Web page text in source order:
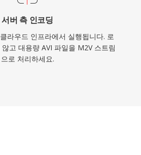
서버 측 인코딩
라우드 인프라에서 실행됩니다. 로
고 대용량 AVI 파일을 M2V 스트림
으로 처리하세요.